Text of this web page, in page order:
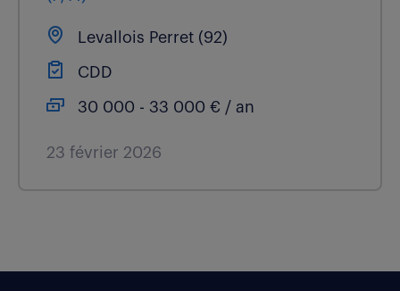
Levallois Perret (92)
CDD
30 000 - 33 000 € / an
23 février 2026